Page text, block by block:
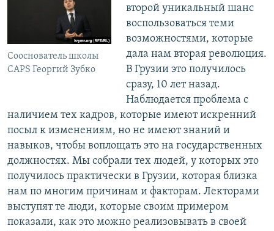
Сооснователь школы
CAPS Георгий Зубко
второй уникальный шанс
воспользоваться теми
возможностями, которые
дала нам вторая революция.
В Грузии это получилось
сразу, 10 лет назад.
Наблюдается проблема с
наличием тех кадров, которые имеют искренний
посыл к изменениям, но не имеют знаний и
навыков, чтобы воплощать это на государственных
должностях. Мы собрали тех людей, у которых это
получилось практически в Грузии, которая близка
нам по многим причинам и факторам. Лекторами
выступят те люди, которые своим примером
показали, как это можно реализовывать в своей